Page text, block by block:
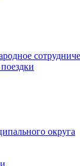
округа